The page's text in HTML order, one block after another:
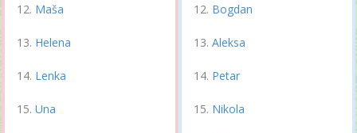
Maša
Helena
Lenka
Una
Bogdan
Aleksa
Petar
Nikola